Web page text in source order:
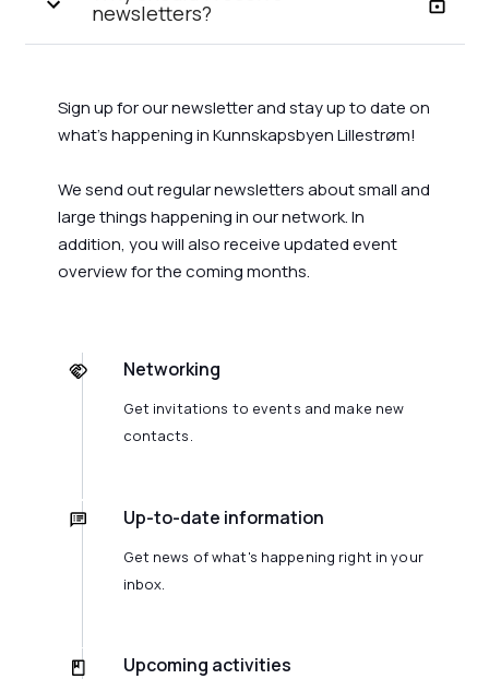
newsletters?
Sign up for our newsletter and stay up to date on
what's happening in Kunnskapsbyen Lillestrøm!
We send out regular newsletters about small and
large things happening in our network. In
addition, you will also receive updated event
overview for the coming months.
Networking
Get invitations to events and make new
contacts.
Up-to-date information
Get news of what's happening right in your
inbox.
Upcoming activities